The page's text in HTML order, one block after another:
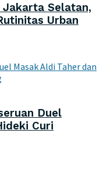
Selatan,
Urban
Duel
Curi